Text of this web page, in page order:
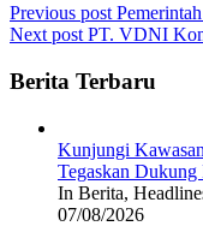
Post
navigation
Previous post
Next post PT. VDNI
Berita Terbaru
Kunjungi
Tegaskan
In Berita,
07/08/2026